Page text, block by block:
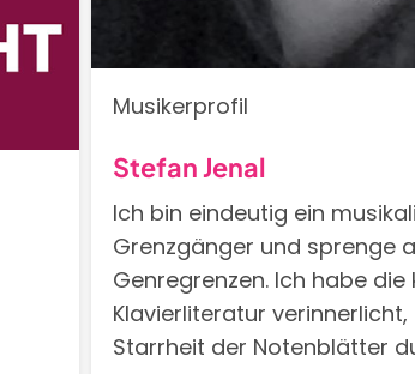
Musikerprofil
Stefan Jenal
Ich bin eindeutig ein
Grenzgänger und sprenge
Genregrenzen. Ich habe die
Klavierliteratur
Starrheit der Notenblätter